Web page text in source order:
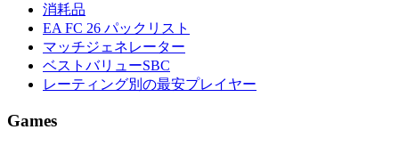
消耗品
EA FC 26 パックリスト
マッチジェネレーター
ベストバリューSBC
レーティング別の最安プレイヤー
Games